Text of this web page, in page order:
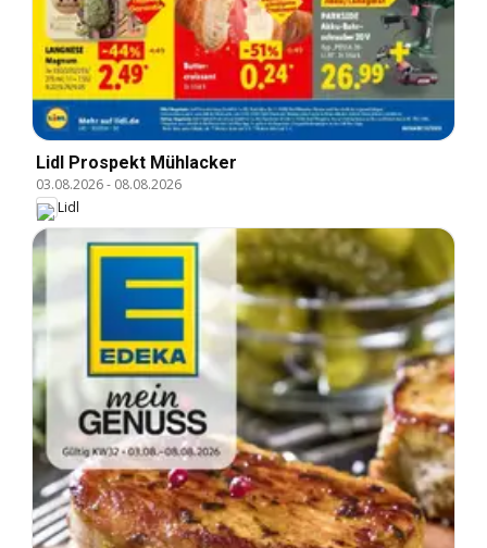
Lidl Prospekt Mühlacker
03.08.2026- 08.08.2026
Lidl